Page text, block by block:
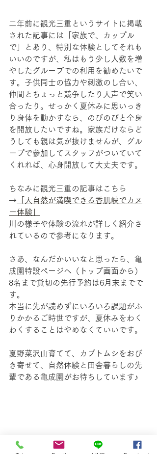
二年前に観光三重というサイトに掲載
された記事には「家族で、カップル
で」とあり、特別な体験としてそれも
いいのですが、私はもう少し人数を増
やしたグループでの利用を勧めたいで
す。子供同士の協力や刺激のし合い、
仲間とちょっと競争したり大声で笑い
合ったり。せっかく夏休みに思いっき
り身体を動かすなら、のびのびと全身
を開放したいですね。家族だけならど
うしても親は気が抜けませんが、グル
ープで参加してスタッフがついていて
くれれば、心身開放して大丈夫です。
ちなみに観光三重の記事はこちら
→ 「大自然が満喫できる香肌峡でカヌ
ー体験」
川の様子や体験の流れが詳しく紹介さ
れているので参考になります。
さあ、なんだかいいなと思ったら、亀
成園特設ページへ（トップ画面から）
8名まで貸切の先行予約は6月末までで
す。
本当に先が読めずにいろいろ課題がふ
りかかるご時世ですが、夏休みをわく
わくすることはやめなくていいです。
夏野菜沢山育てて、カブトムシをおび
き寄せて、自然体験と田舎暮らしの先
輩である亀成園がお待ちしています♪